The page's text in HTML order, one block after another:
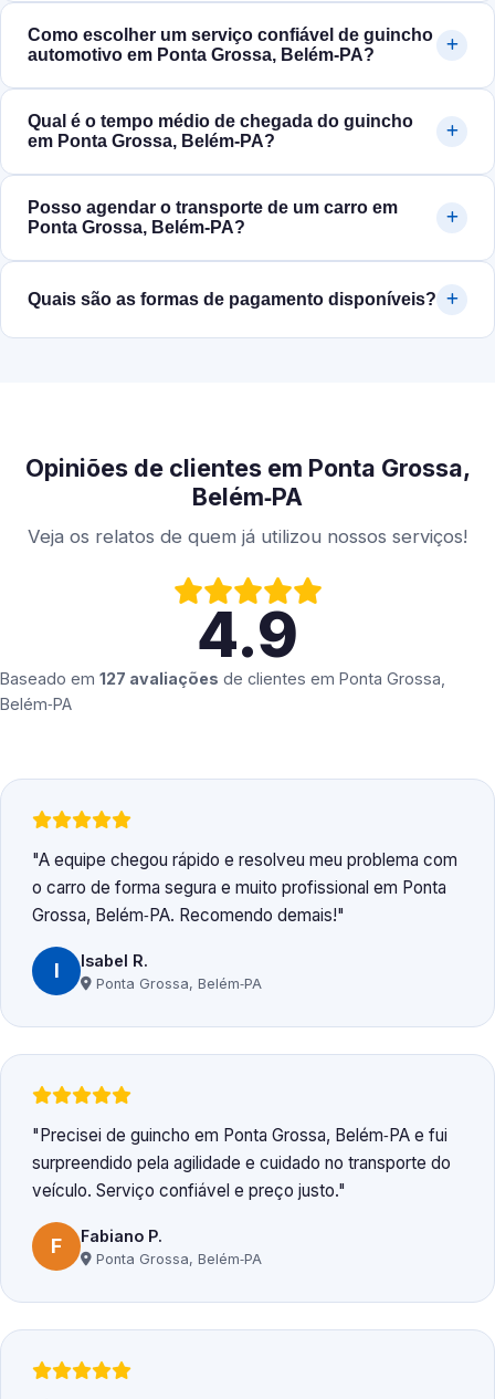
Como escolher um serviço confiável de guincho
automotivo em Ponta Grossa, Belém‑PA?
Qual é o tempo médio de chegada do guincho
em Ponta Grossa, Belém‑PA?
Posso agendar o transporte de um carro em
Ponta Grossa, Belém‑PA?
Quais são as formas de pagamento disponíveis?
Opiniões de clientes em Ponta Grossa,
Belém‑PA
Veja os relatos de quem já utilizou nossos serviços!
4.9
Baseado em 127 avaliações de clientes em Ponta Grossa,
Belém‑PA
A equipe chegou rápido e resolveu meu problema com
o carro de forma segura e muito profissional em Ponta
Grossa, Belém‑PA. Recomendo demais!
I Isabel R.
Ponta Grossa, Belém‑PA
Precisei de guincho em Ponta Grossa, Belém‑PA e fui
surpreendido pela agilidade e cuidado no transporte do
veículo. Serviço confiável e preço justo.
F Fabiano P.
Ponta Grossa, Belém‑PA